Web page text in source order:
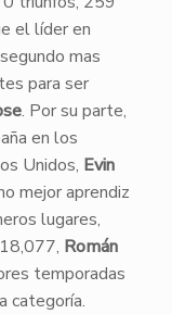
el líder en
mas
para ser
. Por su parte,
en los
Unidos, Evin
mejor aprendiz
lugares,
Román
temporadas
categoría.